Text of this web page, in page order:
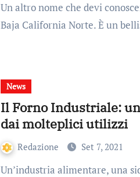
Un altro nome che devi conoscere per Baja California è
Baja California Norte. È un
News
Il Forno Industriale:
dai molteplici utilizzi
Redazione Set 7, 2021
Un’industria alimentare, una siderurgica, e una di